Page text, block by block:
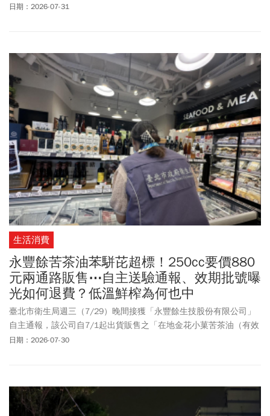
反攻，終場大漲3186點、漲幅7.98%，收在43119點，一舉改寫史上
上跌進91字頭。如今又隨著大盤快速強彈。不少人看到股市崩跌，
就想著「不如先賣掉，等跌完再買回來」，但真正的難題從來不是
敢不敢賣，而是你真能預測哪一天是最低點，又能在行情突然反轉
時，第一時間把股票買回來？投資達人遲早要退休回測0050自2003
年以來的走勢，發現真正拉開投資成果差距的，或許不是能不能成
功預測每一次股災，而是在市場最恐慌、最想逃跑的時候，能不能
讓自己留在場上，等到下一個大漲日來臨。
日期：2026-07-31
生活消費
永豐餘苦茶油苯駢芘超標！250cc要價880
元兩通路販售⋯自主送驗通報、效期批號曝
光如何退費？低溫鮮榨為何也中
臺北市衛生局週三（7/29）晚間接獲「永豐餘生技股份有限公司」
自主通報，該公司自7/1起出貨販售之「在地金花小菓苦茶油（有效
日期：2028/5/25，規格：250毫升）自主送驗檢出苯駢芘 2.9
日期：2026-07-30